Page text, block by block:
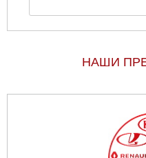
НАШИ